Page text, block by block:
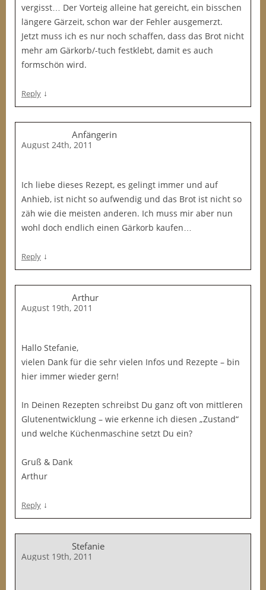
vergisst… Der Vorteig alleine hat gereicht, ein bisschen
längere Gärzeit, schon war der Fehler ausgemerzt.
Jetzt muss ich es nur noch schaffen, dass das Brot nicht
mehr am Gärkorb/-tuch festklebt, damit es auch
formschön wird.
Reply ↓
Anfängerin
August 24th, 2011
Ich liebe dieses Rezept, es gelingt immer und auf
Anhieb, ist nicht so aufwendig und das Brot ist nicht so
zäh wie die meisten anderen. Ich muss mir aber nun
wohl doch endlich einen Gärkorb kaufen…
Reply ↓
Arthur
August 19th, 2011
Hallo Stefanie,
vielen Dank für die sehr vielen Infos und Rezepte – bin
hier immer wieder gern!
In Deinen Rezepten schreibst Du ganz oft von mittleren
Glutenentwicklung – wie erkenne ich diesen „Zustand“
und welche Küchenmaschine setzt Du ein?
Gruß & Dank
Arthur
Reply ↓
Stefanie
August 19th, 2011